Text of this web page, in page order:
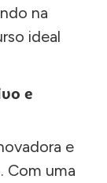
na
ideal
e
e
Com uma